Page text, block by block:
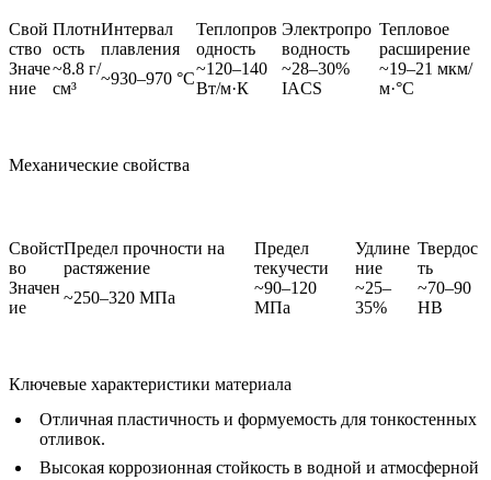
Свой
ство
Плотн
ость
Интервал
плавления
Теплопров
одность
Электропро
водность
Тепловое
расширение
Значе
ние
~8.8 г/
см³
~930–970 °C
~120–140
Вт/м·К
~28–30%
IACS
~19–21 мкм/
м·°C
Механические свойства
Свойст
во
Предел прочности на
растяжение
Предел
текучести
Удлине
ние
Твердос
ть
Значен
ие
~250–320 МПа
~90–120
МПа
~25–
35%
~70–90
HB
Ключевые характеристики материала
Отличная пластичность и формуемость для тонкостенных
отливок.
Высокая коррозионная стойкость в водной и атмосферной